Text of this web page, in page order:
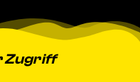
Zugriff